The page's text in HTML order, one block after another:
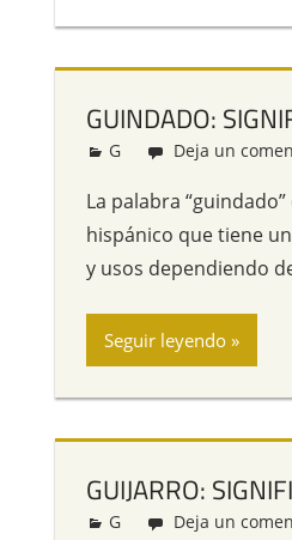
GUINDADO:
Redacción
G Deja un
La palabra
hispánico que tiene
y usos dependiendo
Seguir leyendo
GUIJARRO:
Redacción
G Deja un